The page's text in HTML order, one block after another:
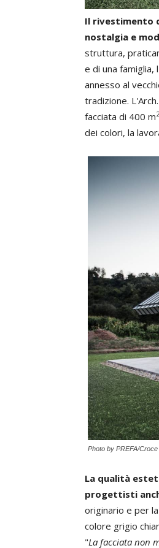
Il rivestimento
nostalgia e
struttura,
e di una famiglia,
annesso al
tradizione.
facciata di 400 m
dei colori, la
Photo by PREFA/Croce
La qualità
progettisti
originario e per
colore grigio
"La facciata non